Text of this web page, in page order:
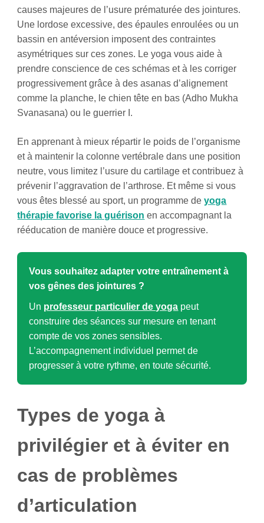
causes majeures de l’usure prématurée des jointures.
Une lordose excessive, des épaules enroulées ou un
bassin en antéversion imposent des contraintes
asymétriques sur ces zones. Le yoga vous aide à
prendre conscience de ces schémas et à les corriger
progressivement grâce à des asanas d’alignement
comme la planche, le chien tête en bas (Adho Mukha
Svanasana) ou le guerrier I.
En apprenant à mieux répartir le poids de l’organisme
et à maintenir la colonne vertébrale dans une position
neutre, vous limitez l’usure du cartilage et contribuez à
prévenir l’aggravation de l’arthrose. Et même si vous
vous êtes blessé au sport, un programme deyoga
thérapie favorise la guérison en accompagnant la
rééducation de manière douce et progressive.
Vous souhaitez adapter votre entraînement à
vos gênes des jointures ?
Un professeur particulier de yoga peut
construire des séances sur mesure en tenant
compte de vos zones sensibles.
L’accompagnement individuel permet de
progresser à votre rythme, en toute sécurité.
Types de yoga à
privilégier et à éviter en
cas de problèmes
d’articulation